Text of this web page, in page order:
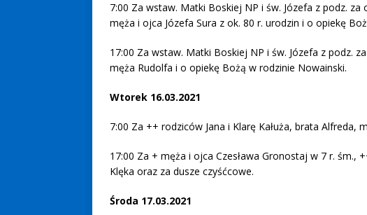
7:00 Za wstaw. Matki Boskiej NP i św. Józefa z podz. za
męża i ojca Józefa Sura z ok. 80 r. urodzin i o opiekę
17:00 Za wstaw. Matki Boskiej NP i św. Józefa z podz.
męża Rudolfa i o opiekę Bożą w rodzinie Nowainski.
Wtorek 16.03.2021
7:00 Za ++ rodziców Jana i Klarę Kałuża, brata Alfreda,
17:00 Za + męża i ojca Czesława Gronostaj w 7 r. śm.,
Klęka oraz za dusze czyśćcowe.
Środa 17.03.2021